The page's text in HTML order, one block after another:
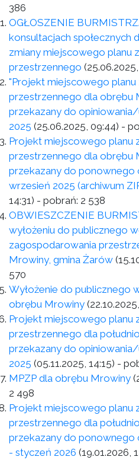
386
OGŁOSZENIE
konsultacjach społecznych
zmiany miejscowego planu
przestrzennego
"Projekt miejscowego
przestrzennego dla obrębu
przekazany do
2025 (25.06.2025, 09:44) -
Projekt miejscowego planu
przestrzennego dla obrębu
przekazany do ponownego
wrzesień 2025 (archiwum
14:31) - pobrań: 2 538
OBWIESZCZENIE
wyłożeniu do publicznego
zagospodarowania
Mrowiny, gmina Żarów
570
Wyłożenie do publicznego
obrębu Mrowiny
Projekt miejscowego planu
przestrzennego dla
przekazany do
2025 (05.11.2025, 14:15) -
MPZP dla obrębu Mrowiny
2 498
Projekt miejscowego planu
przestrzennego dla
przekazany do ponownego
- styczeń 2026 (19.01.2026,